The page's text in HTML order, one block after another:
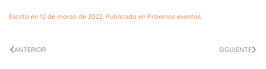
Escrito en 12 de marzo de 2022 . Publicado en Próximos eventos
ANTERIOR SIGUIENTE